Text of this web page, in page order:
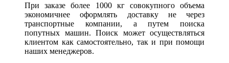
При заказе более 1000 кг совокупного объема
экономичнее оформлять доставку не через
транспортные компании, а путем поиска
попутных машин. Поиск может осуществляться
клиентом как самостоятельно, так и при помощи
наших менеджеров.